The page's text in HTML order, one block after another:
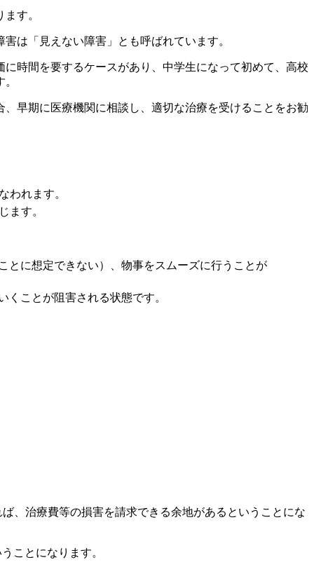
ます。
は「見えない障害」とも呼ばれています。
時間を要するケースがあり、中学生になって初めて、高校
早期に医療機関に相談し、適切な治療を受ける ことをお勧
われます。
ます。
とに想定できない）、物事をスムーズに行うことが
ことが阻害される状態です。
、治療費等の損害を請求できる余地があるということにな
ことになります。